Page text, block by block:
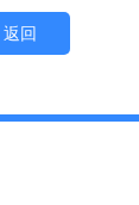
返回